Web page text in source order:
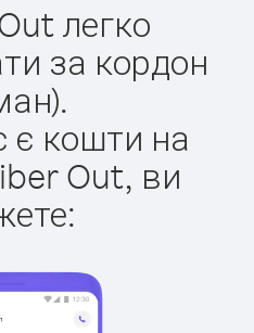
легко
за кордон
є кошти на
Out, ви